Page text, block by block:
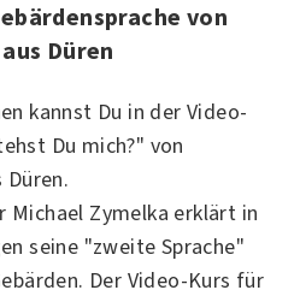
von
Düren
kannst Du in der Video-
Du mich?" von
Düren.
Michael Zymelka erklärt in
seine "zweite Sprache"
Der Video-Kurs für